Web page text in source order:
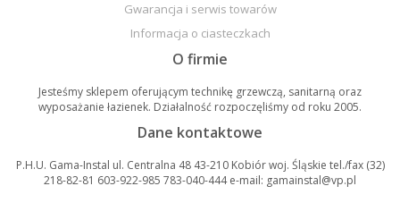
Gwarancja i serwis towarów
Informacja o ciasteczkach
O firmie
Jesteśmy sklepem oferującym technikę grzewczą, sanitarną oraz
wyposażanie łazienek. Działalność rozpoczęliśmy od roku 2005.
Dane kontaktowe
P.H.U. Gama-Instal ul. Centralna 48 43-210 Kobiór woj. Śląskie tel./fax (32)
218-82-81 603-922-985 783-040-444 e-mail: gamainstal@vp.pl